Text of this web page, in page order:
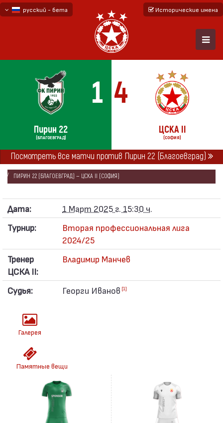
русский - бета
Исторические имена
1 4
Пирин 22
(БЛАГОЕВГРАД)
ЦСКА II
(СОФИЯ)
Посмотреть все матчи против Пирин 22 (Благоевград)
ГЛАВНАЯ СЕЗОНЫ
2024/25
ВТОРАЯ ПРОФЕССИОНАЛЬНАЯ ЛИГА 2024/25
ПИРИН 22 (БЛАГОЕВГРАД) — ЦСКА II (СОФИЯ)
Дата:
1 Март 2025 г. 15:30 ч.
Турнир:
Вторая профессиональная лига
2024/25
Тренер
ЦСКА II:
Владимир Манчев
Судья: Георги Иванов [1]
Галерея
Памятные вещи